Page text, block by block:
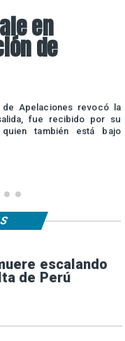
en
de
Apelaciones revocó la
fue recibido por su
también está bajo
escalando
de Perú